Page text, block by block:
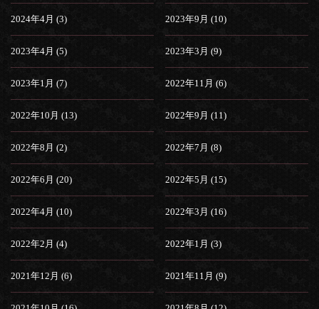
2024年4月 (3) 2023年9月 (10)
2023年4月 (5) 2023年3月 (9)
2023年1月 (7) 2022年11月 (6)
2022年10月 (13) 2022年9月 (11)
2022年8月 (2) 2022年7月 (8)
2022年6月 (20) 2022年5月 (15)
2022年4月 (10) 2022年3月 (16)
2022年2月 (4) 2022年1月 (3)
2021年12月 (6) 2021年11月 (9)